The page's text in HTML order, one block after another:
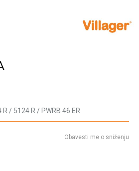
R / 5124 R / PWRB 46 ER
Obavesti me o sniženju